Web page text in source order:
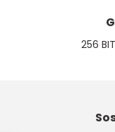
256